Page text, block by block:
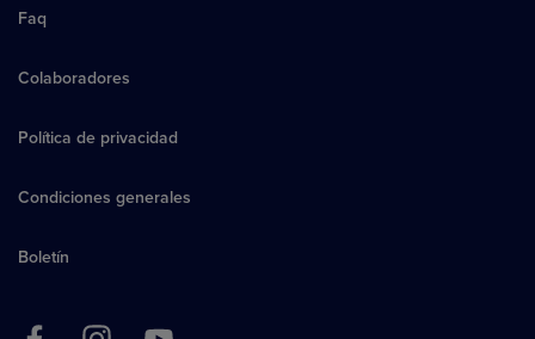
Faq
Colaboradores
Política de privacidad
Condiciones generales
Boletín